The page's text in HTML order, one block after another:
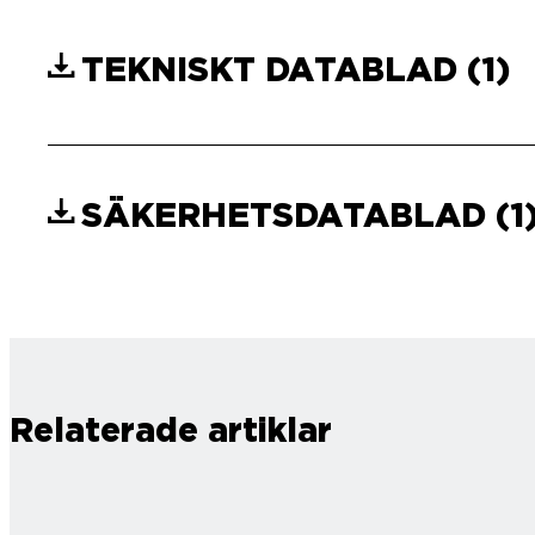
TEKNISKT DATABLAD (1)
SÄKERHETSDATABLAD
Relaterade artiklar